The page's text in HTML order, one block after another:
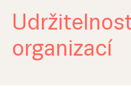
organizací